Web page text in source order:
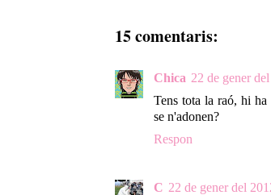
15 comentaris:
Chica 22 de gener
Tens tota la raó, hi ha
se n'adonen?
Respon
C 22 de gener del